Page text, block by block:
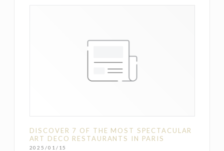
DISCOVER 7 OF THE MOST SPECTACULAR
ART DECO RESTAURANTS IN PARIS
2025/01/15